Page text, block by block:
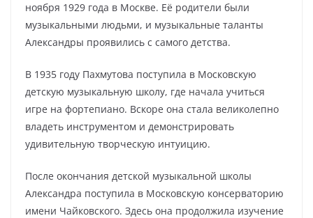
ноября 1929 года в Москве. Её родители были
музыкальными людьми, и музыкальные таланты
Александры проявились с самого детства.
В 1935 году Пахмутова поступила в Московскую
детскую музыкальную школу, где начала учиться
игре на фортепиано. Вскоре она стала великолепно
владеть инструментом и демонстрировать
удивительную творческую интуицию.
После окончания детской музыкальной школы
Александра поступила в Московскую консерваторию
имени Чайковского. Здесь она продолжила изучение